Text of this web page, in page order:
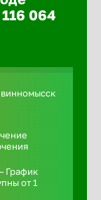
064
График
от 1